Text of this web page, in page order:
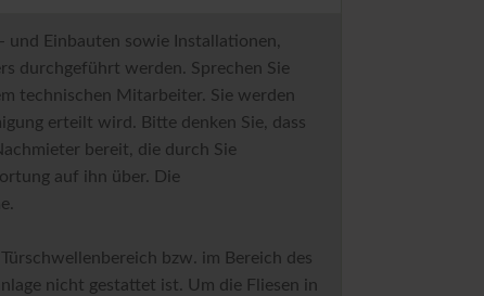
und Einbauten sowie Installationen,
durchgeführt werden. Sprechen Sie
technischen Mitarbeiter. Sie werden
erteilt wird. Bitte denken Sie, dass
bereit, die durch Sie
auf ihn über. Die
bzw. im Bereich des
nicht gestattet ist. Um die Fliesen in